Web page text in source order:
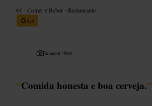
€€ •Comer e Beber • Restaurante
4,4
Imagem /Web
“Comida honesta e boa cerveja.”